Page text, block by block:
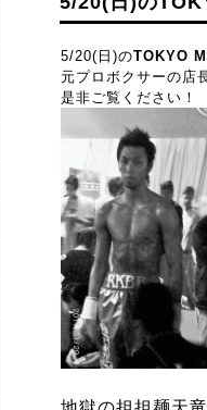
5/20(日)のTOKYO
元プロボクサーの店
是非ご覧ください！